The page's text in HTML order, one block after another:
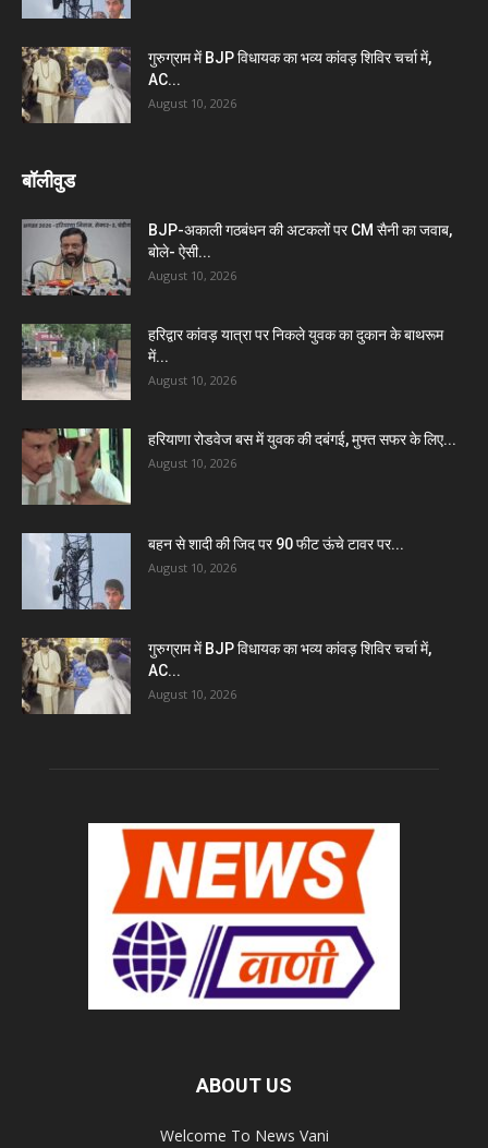
गुरुग्राम में BJP विधायक का भव्य कांवड़ शिविर चर्चा में,
AC...
August 10, 2026
बॉलीवुड
BJP-अकाली गठबंधन की अटकलों पर CM सैनी का जवाब,
बोले- ऐसी...
August 10, 2026
हरिद्वार कांवड़ यात्रा पर निकले युवक का दुकान के बाथरूम
में...
August 10, 2026
हरियाणा रोडवेज बस में युवक की दबंगई, मुफ्त सफर के लिए...
August 10, 2026
बहन से शादी की जिद पर 90 फीट ऊंचे टावर पर...
August 10, 2026
गुरुग्राम में BJP विधायक का भव्य कांवड़ शिविर चर्चा में,
AC...
August 10, 2026
ABOUT US
Welcome To News Vani